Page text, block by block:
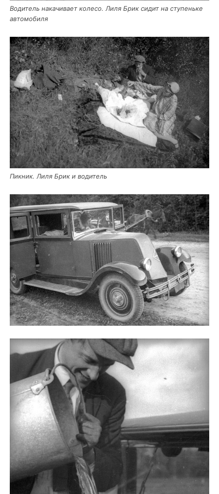
Води­тель нака­чи­ва­ет коле­со. Лиля Брик сидит на сту­пень­ке
автомобиля
Пик­ник. Лиля Брик и водитель